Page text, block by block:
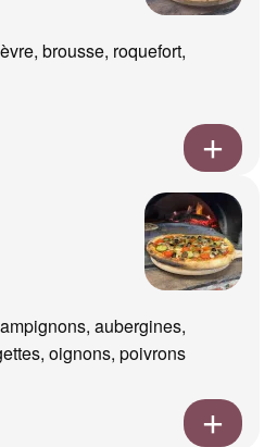
brousse, roquefort,
aubergines,
oignons, poivrons